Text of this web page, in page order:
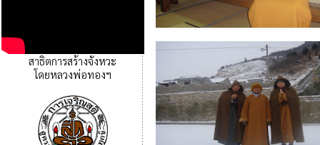
สาธิตการสร้างจังหวะ
โดยหลวงพ่อทองฯ